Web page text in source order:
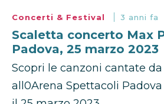
Concerti & Festival 3 anni fa
Scaletta concerto Max
Padova, 25 marzo 2023
Scopri le canzoni cantate
all0Arena Spettacoli